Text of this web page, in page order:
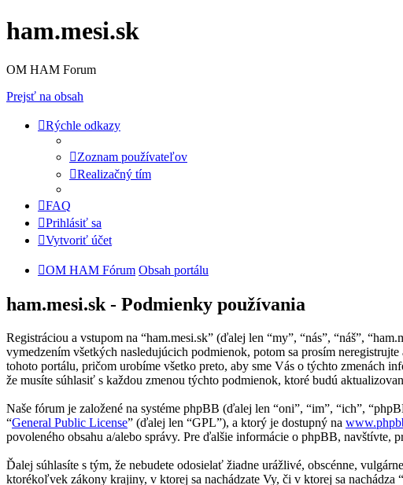
ham.mesi.sk
OM HAM Forum
Prejsť na obsah
Rýchle odkazy
Zoznam používateľov
Realizačný tím
FAQ
Prihlásiť sa
Vytvoriť účet
OM HAM Fórum Obsah portálu
ham.mesi.sk - Podmienky používania
Registráciou a vstupom na “ham.mesi.sk” (ďalej len “my”, “nás”, “náš”,
vymedzením všetkých nasledujúcich podmienok, potom sa prosím
tohoto portálu, pričom urobíme všetko preto, aby sme Vás o týchto zmenách
že musíte súhlasiť s každou zmenou týchto podmienok, ktoré budú
Naše fórum je založené na systéme phpBB (ďalej len “oni”, “im”, “ich”,
“General Public License” (ďalej len “GPL”), a ktorý je dostupný na
povoleného obsahu a/alebo správy. Pre ďalšie informácie o phpBB, navštívte,
Ďalej súhlasíte s tým, že nebudete odosielať žiadne urážlivé, obscénne,
ktorékoľvek zákony krajiny, v ktorej sa nachádzate Vy, či v ktorej sa